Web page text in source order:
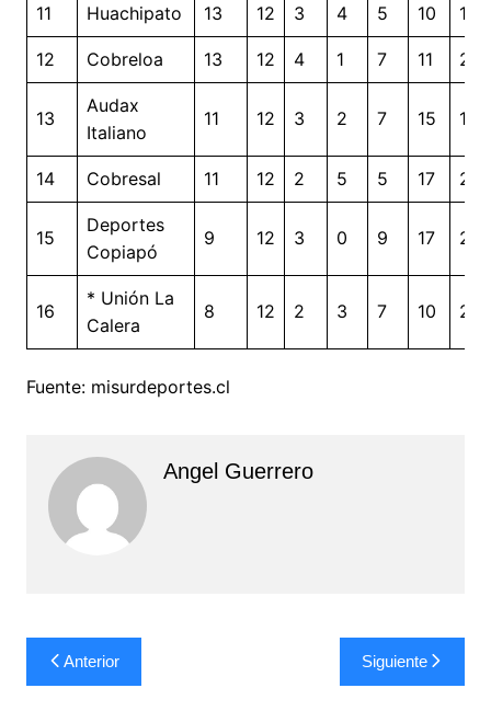
11 Huachipato 13 12 3 4 5 10 18
12 Cobreloa 13 12 4 1 7 11 27
13
Audax
Italiano
11 12 3 2 7 15 18
14 Cobresal 11 12 2 5 5 17 20
15
Deportes
Copiapó
9 12 3 0 9 17 24
16
* Unión La
Calera
8 12 2 3 7 10 20
Fuente: misurdeportes.cl
Angel Guerrero
Navegación
de
Anterior Siguiente